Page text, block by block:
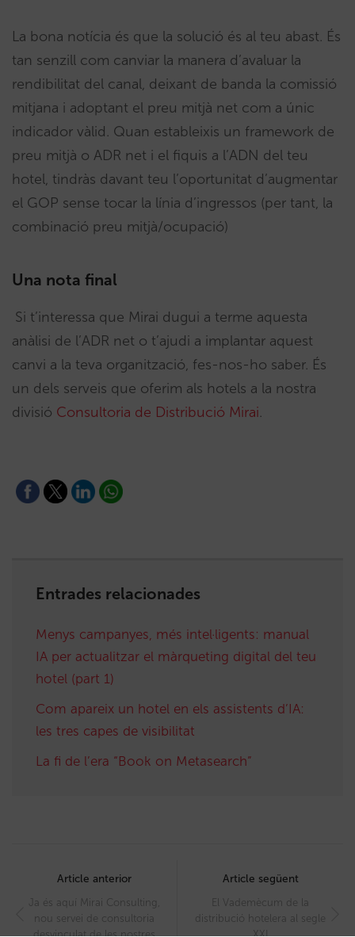
La bona notícia és que la solució és al teu abast. És
tan senzill com canviar la manera d’avaluar la
rendibilitat del canal, deixant de banda la comissió
mitjana i adoptant el preu mitjà net com a únic
indicador vàlid. Quan estableixis un framework de
preu mitjà o ADR net i el fiquis a l’ADN del teu
hotel, tindràs davant teu l’oportunitat d’augmentar
el GOP sense tocar la línia d’ingressos (per tant, la
combinació preu mitjà/ocupació)
Una nota final
Si t’interessa que Mirai dugui a terme aquesta
anàlisi de l’ADR net o t’ajudi a implantar aquest
canvi a la teva organització, fes-nos-ho saber. És
un dels serveis que oferim als hotels a la nostra
divisió Consultoria de Distribució Mirai.
Entrades relacionades
Menys campanyes, més intel·ligents: manual
IA per actualitzar el màrqueting digital del teu
hotel (part 1)
Com apareix un hotel en els assistents d’IA:
les tres capes de visibilitat
La fi de l’era “Book on Metasearch”
navigation
Article anterior
Ja és aquí Mirai Consulting,
nou servei de consultoria
desvinculat de les nostres
Article següent
El Vademècum de la
distribució hotelera al segle
XXI